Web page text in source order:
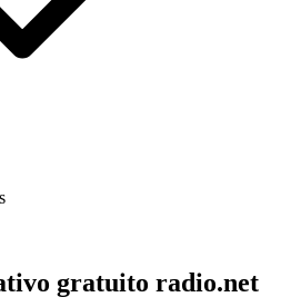
gratuito radio.net